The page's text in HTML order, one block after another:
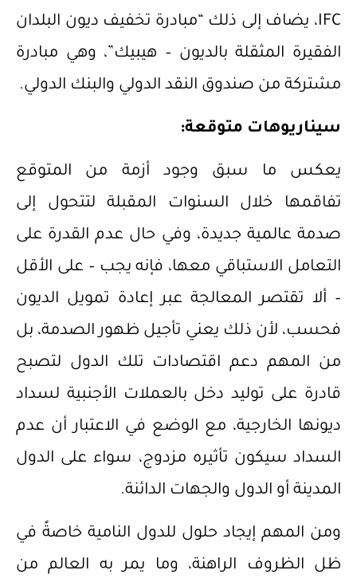
IFC، يضاف إلى ذلك “مبادرة تخفيف ديون البلدان
الفقيرة المثقلة بالديون – هيبيك”، وهي مبادرة
مشتركة من صندوق النقد الدولي والبنك الدولي.
سيناريوهات متوقعة:
يعكس ما سبق وجود أزمة من المتوقع
تفاقمها خلال السنوات المقبلة لتتحول إلى
صدمة عالمية جديدة، وفي حال عدم القدرة على
التعامل الاستباقي معها، فإنه يجب – على الأقل
– ألا تقتصر المعالجة عبر إعادة تمويل الديون
فحسب، لأن ذلك يعني تأجيل ظهور الصدمة، بل
من المهم دعم اقتصادات تلك الدول لتصبح
قادرة على توليد دخل بالعملات الأجنبية لسداد
ديونها الخارجية، مع الوضع في الاعتبار أن عدم
السداد سيكون تأثيره مزدوج، سواء على الدول
المدينة أو الدول والجهات الدائنة.
ومن المهم إيجاد حلول للدول النامية خاصةً في
ظل الظروف الراهنة، وما يمر به العالم من